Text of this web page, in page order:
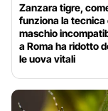
Zanzara tigre,
funziona la tecnica
maschio
a Roma ha ridotto
le uova vitali